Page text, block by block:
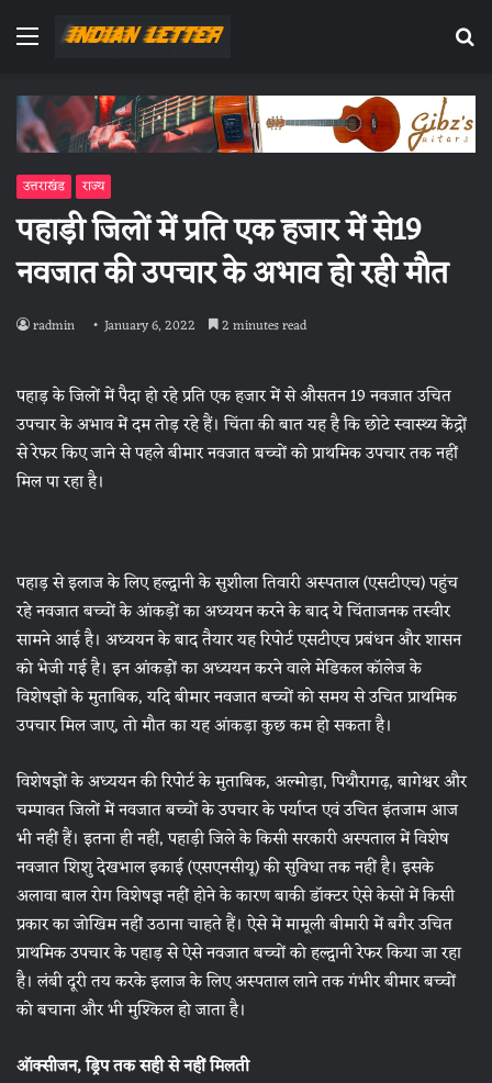
Menu
उत्तराखंड राज्य
पहाड़ी जिलों में प्रति एक हजार में से19
नवजात की उपचार के अभाव हो रही मौत
radmin January 6, 2022 2 minutes read
पहाड़ के जिलों में पैदा हो रहे प्रति एक हजार में से औसतन 19 नवजात उचित
उपचार के अभाव में दम तोड़ रहे हैं। चिंता की बात यह है कि छोटे स्वास्थ्य केंद्रों
से रेफर किए जाने से पहले बीमार नवजात बच्चों को प्राथमिक उपचार तक नहीं
मिल पा रहा है।
पहाड़ से इलाज के लिए हल्द्वानी के सुशीला तिवारी अस्पताल (एसटीएच) पहुंच
रहे नवजात बच्चों के आंकड़ों का अध्ययन करने के बाद ये चिंताजनक तस्वीर
सामने आई है। अध्ययन के बाद तैयार यह रिपोर्ट एसटीएच प्रबंधन और शासन
को भेजी गई है। इन आंकड़ों का अध्ययन करने वाले मेडिकल कॉलेज के
विशेषज्ञों के मुताबिक, यदि बीमार नवजात बच्चों को समय से उचित प्राथमिक
उपचार मिल जाए, तो मौत का यह आंकड़ा कुछ कम हो सकता है।
विशेषज्ञों के अध्ययन की रिपोर्ट के मुताबिक, अल्मोड़ा, पिथौरागढ़, बागेश्वर और
चम्पावत जिलों में नवजात बच्चों के उपचार के पर्याप्त एवं उचित इंतजाम आज
भी नहीं हैं। इतना ही नहीं, पहाड़ी जिले के किसी सरकारी अस्पताल में विशेष
नवजात शिशु देखभाल इकाई (एसएनसीयू) की सुविधा तक नहीं है। इसके
अलावा बाल रोग विशेषज्ञ नहीं होने के कारण बाकी डॉक्टर ऐसे केसों में किसी
प्रकार का जोखिम नहीं उठाना चाहते हैं। ऐसे में मामूली बीमारी में बगैर उचित
प्राथमिक उपचार के पहाड़ से ऐसे नवजात बच्चों को हल्द्वानी रेफर किया जा रहा
है। लंबी दूरी तय करके इलाज के लिए अस्पताल लाने तक गंभीर बीमार बच्चों
को बचाना और भी मुश्किल हो जाता है।
ऑक्सीजन, ड्रिप तक सही से नहीं मिलती